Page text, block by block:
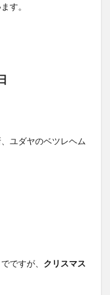
す。
ユダヤのベツレヘム
ですが、 クリスマス